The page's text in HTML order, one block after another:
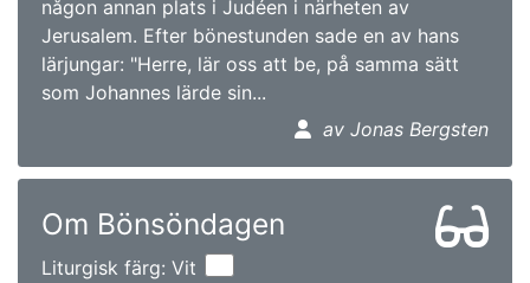
någon annan plats i Judéen i närheten av
Jerusalem. Efter bönestunden sade en av hans
lärjungar: "Herre, lär oss att be, på samma sätt
som Johannes lärde sin...
av Jonas Bergsten
Om Bönsöndagen
Liturgisk färg: Vit